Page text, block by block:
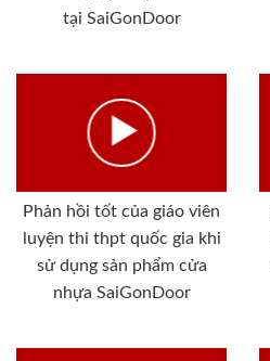
tại SaiGonDoor
Phản hồi tốt của giáo viên
luyện thi thpt quốc gia khi
sử dụng sản phẩm cửa
nhựa SaiGonDoor